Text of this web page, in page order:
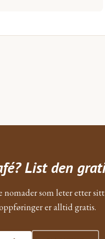
List den
nomader som leter etter
er alltid gratis.